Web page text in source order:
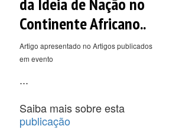
Continente Africano..
Artigo apresentado no Artigos publicados
em evento
...
Saiba mais sobre esta
publicação